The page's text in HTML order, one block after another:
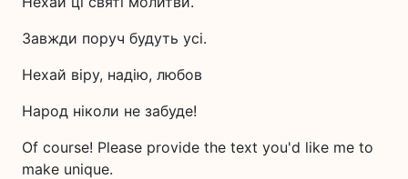
Завжди поруч будуть усі.
Нехай віру, надію, любов
Народ ніколи не забуде!
Of course! Please provide the text you'd like me to
make unique.